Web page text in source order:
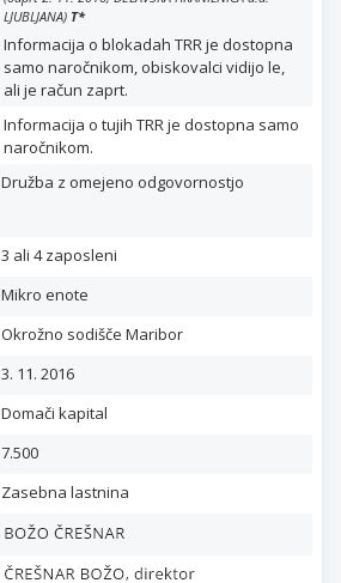
LJUBLJANA) T*
Informacija o blokadah TRR je dostopna
samo naročnikom, obiskovalci vidijo le,
ali je račun zaprt.
Informacija o tujih TRR je dostopna samo
naročnikom.
Družba z omejeno odgovornostjo
3 ali 4 zaposleni
Mikro enote
Okrožno sodišče Maribor
3. 11. 2016
Domači kapital
7.500
Zasebna lastnina